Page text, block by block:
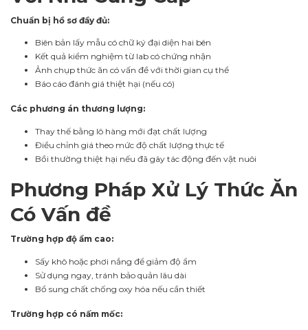
Chuẩn bị hồ sơ đầy đủ:
Biên bản lấy mẫu có chữ ký đại diện hai bên
Kết quả kiểm nghiệm từ lab có chứng nhận
Ảnh chụp thức ăn có vấn đề với thời gian cụ thể
Báo cáo đánh giá thiệt hại (nếu có)
Các phương án thương lượng:
Thay thế bằng lô hàng mới đạt chất lượng
Điều chỉnh giá theo mức độ chất lượng thực tế
Bồi thường thiệt hại nếu đã gây tác động đến vật nuôi
Phương Pháp Xử Lý Thức Ăn
Có Vấn đề
Trường hợp độ ẩm cao:
Sấy khô hoặc phơi nắng để giảm độ ẩm
Sử dụng ngay, tránh bảo quản lâu dài
Bổ sung chất chống oxy hóa nếu cần thiết
Trường hợp có nấm mốc: